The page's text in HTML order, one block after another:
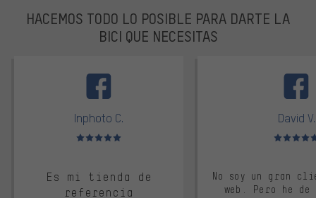
HACEMOS TODO LO POSIBLE PARA DARTE LA
BICI QUE NECESITAS
Inphoto C.
Valoración media: 5 de 5
Es mi tienda de
referencia
David V.
Valoración
No soy un gran
web. Pero he